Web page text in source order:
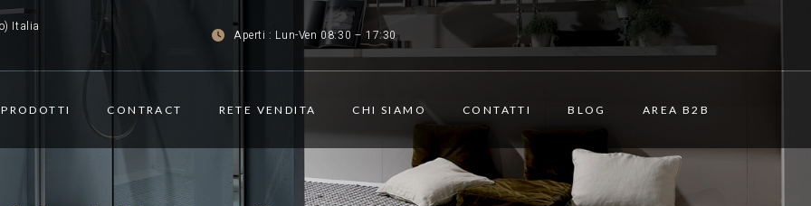
Italia
Aperti : Lun-Ven 08:30 – 17:30
PRODOTTI CONTRACT RETE VENDITA CHI SIAMO CONTATTI BLOG AREA B2B